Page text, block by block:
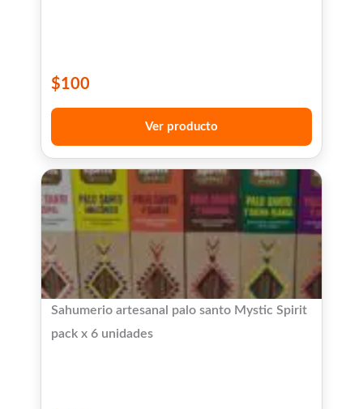
$100
Ver producto
Sahumerio artesanal palo santo Mystic Spirit
pack x 6 unidades